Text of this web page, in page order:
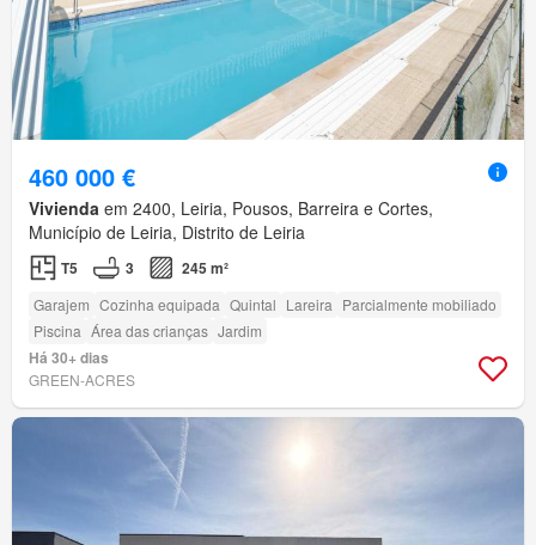
460 000 €
Vivienda em 2400, Leiria, Pousos, Barreira e Cortes,
Município de Leiria, Distrito de Leiria
T5 3 245 m²
Garajem Cozinha equipada Quintal Lareira Parcialmente mobiliado
Piscina Área das crianças Jardim
Há 30+ dias
GREEN-ACRES